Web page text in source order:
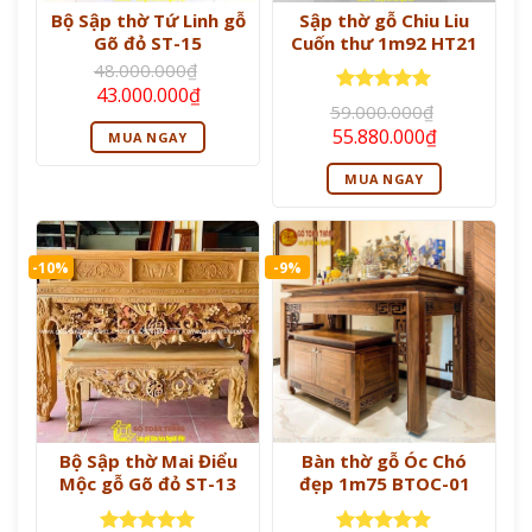
Bộ Sập thờ Tứ Linh gỗ
Gõ đỏ ST-15
48.000.000₫
Giá
gốc
là:
48.000.000₫.
43.000.000₫Giá
hiện
tại
là:
MUA NGAY
Sập thờ gỗ Chiu Liu
Cuốn thư 1m92 HT21
Được xếp
hạng55
sao
59.000.000₫
Giá
gốc
là:
59.000.000₫.
55.880.000₫Giá
hiện
tại
là:
MUA NGAY
-10%
Bộ Sập thờ Mai Điểu
Mộc gỗ Gõ đỏ ST-13
-9%
Bàn thờ gỗ Óc Chó
đẹp 1m75 BTOC-01